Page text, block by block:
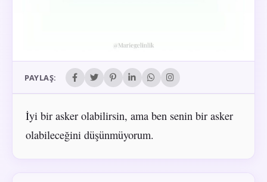
PAYLAŞ:
İyi bir asker olabilirsin, ama ben senin bir asker
olabileceğini düşünmüyorum.